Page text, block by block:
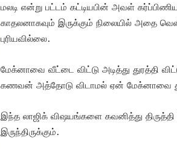
மலடி என்று பட்டம் கட்டியபின் அவள்
காதலனாகவும் இருக்கும் நிலையில் அதை
புரியவில்லை.
மேக்னாவை வீட்டை விட்டு அடித்து துரத்தி
கணவன் அத்தோடு விடாமல் ஏன் மேக்னாவை
இந்த லாஜிக் விஷயங்களை கவனித்து
இருந்திருக்கும்.